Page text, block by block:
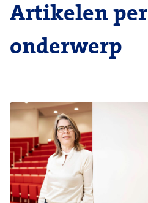
Artikelen per
onderwerp